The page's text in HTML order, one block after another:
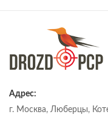
Адрес:
г. Москва, Люберцы,